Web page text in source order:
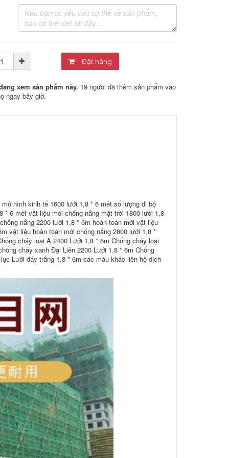
Đặt hàng
xem sản phẩm này. 19 người đã thêm sản phẩm vào
ngay bây giờ.
hình kinh tế 1600 lưới 1,8 * 6 mét số lượng đi bộ
6 mét vật liệu mới chống nắng mặt trời 1800 lưới 1,8
nắng 2200 lưới 1,8 * 6m hoàn toàn mới vật liệu
vật liệu hoàn toàn mới chống nắng 2800 lưới 1,8 *
cháy loại A 2400 Lưới 1,8 * 6m Chống cháy loại
cháy xanh Đại Liên 2200 Lưới 1,8 * 6m Chống
Lưới đáy trắng 1,8 * 6m các màu khác liên hệ dịch